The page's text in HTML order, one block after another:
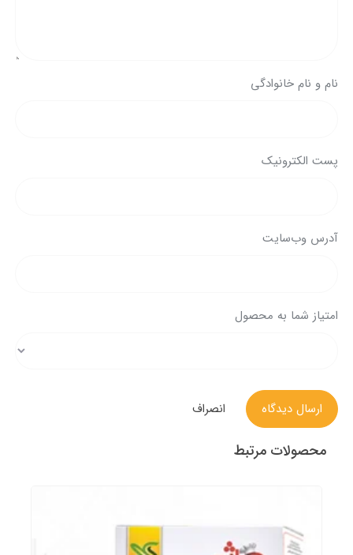
نام و نام خانوادگی
پست الکترونیک
آدرس وب‌سایت
امتیاز شما به محصول
ارسال دیدگاه انصراف
محصولات مرتبط